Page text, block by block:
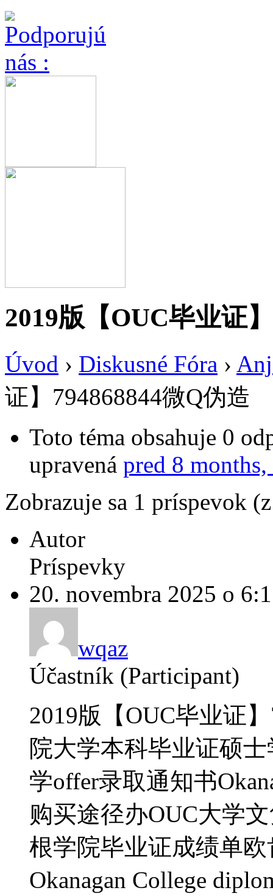
2019版【OUC毕业证
Úvod › Diskusné Fóra ›
证】794868844微Q伪造
Toto téma obsahuje 0
upravená pred 8 months,
Zobrazuje sa 1 príspevok
Autor
Príspevky
20. novembra 2025 o
wqaz
Účastník (Participant)
2019版【OUC毕业证
院大学本科毕业证硕
学offer录取通知书
购买途径办OUC大学
根学院毕业证成绩单
Okanagan College